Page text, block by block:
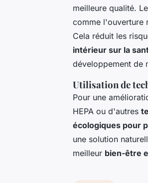
meilleure qualité.
comme l'ouverture
Cela réduit les
intérieur sur la
développement de
Utilisation de
Pour une
HEPA ou d'autres
écologiques pour
une solution
meilleur bien-être